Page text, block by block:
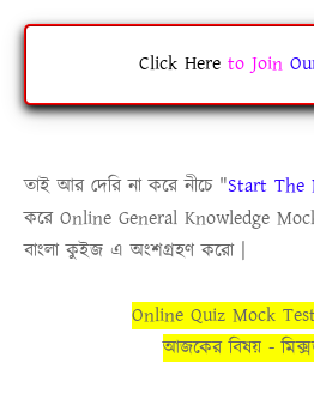
Click HeretoJoin
তাই আর দেরি না করে নীচে"Start The
করে Online General Knowledge
বাংলা কুইজ এ অংশগ্রহণ করো |
Online Quiz Mock
আজকের বিষয় -